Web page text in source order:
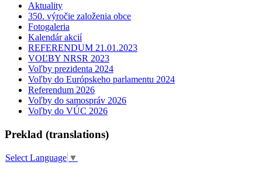
Aktuality
350. výročie založenia obce
Fotogaleria
Kalendár akcií
REFERENDUM 21.01.2023
VOĽBY NRSR 2023
Voľby prezidenta 2024
Voľby do Európskeho parlamentu 2024
Referendum 2026
Voľby do samospráv 2026
Voľby do VÚC 2026
Preklad (translations)
Select Language ▼